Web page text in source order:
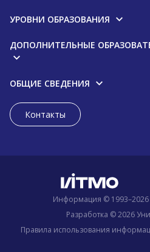
УРОВНИ ОБРАЗОВАНИЯ
ДОПОЛНИТЕЛЬНЫЕ
ОБЩИЕ СВЕДЕНИЯ
Контакты
Информация ©
Разработка © 2026
Правила использования